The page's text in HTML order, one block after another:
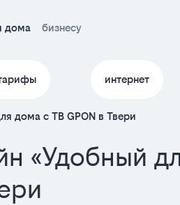
дома бизнесу
интернет
дома с ТВ GPON в Твери
«Удобный